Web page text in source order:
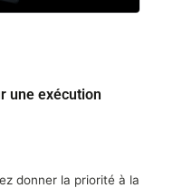
une exécution
donner la priorité à la